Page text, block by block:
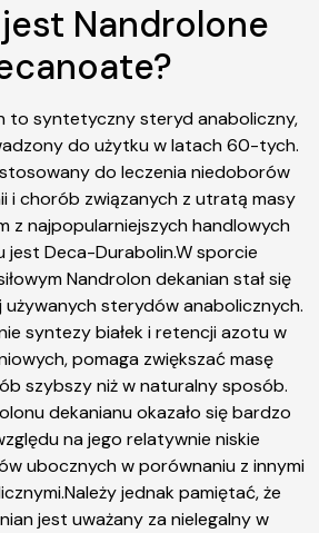
Nandrolone
to syntetyczny steryd anaboliczny,
do użytku w latach 60-tych.
do leczenia niedoborów
i chorób związanych z utratą masy
z najpopularniejszych handlowych
jest Deca-Durabolin.W sporcie
Nandrolon dekanian stał się
używanych sterydów anabolicznych.
syntezy białek i retencji azotu w
pomaga zwiększać masę
szybszy niż w naturalny sposób.
dekanianu okazało się bardzo
na jego relatywnie niskie
ubocznych w porównaniu z innymi
jednak pamiętać, że
jest uważany za nielegalny w